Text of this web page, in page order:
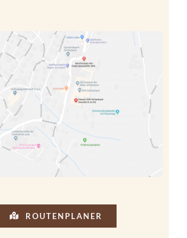
ROUTENPLANER